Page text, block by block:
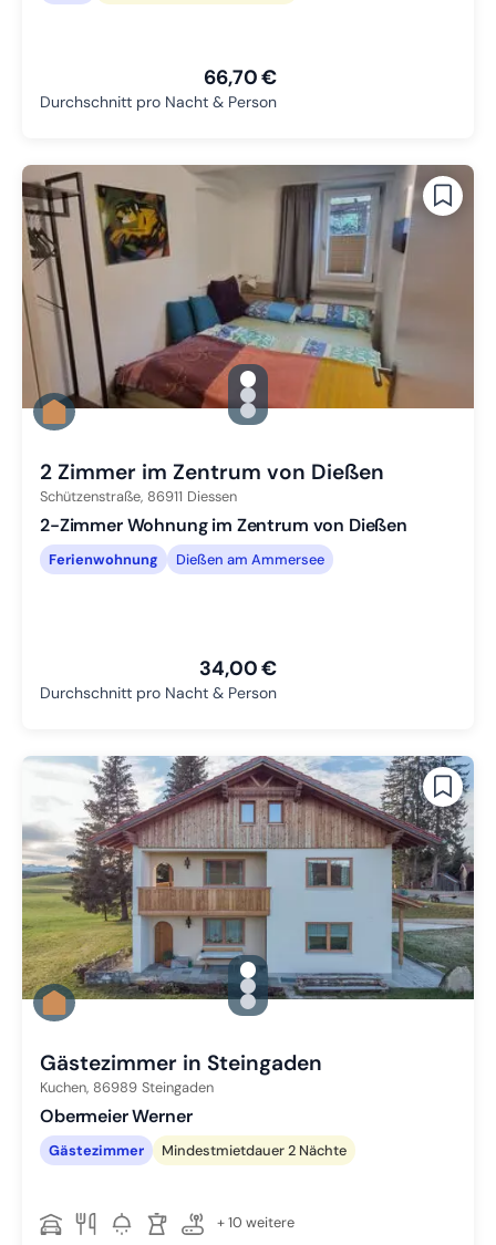
66,70 €
Durchschnitt pro Nacht & Person
gallery.slide_selector
Zu Slide 1 wechseln
Zu Slide 2 wechseln
Zu Slide 3 wechseln
2 Zimmer im Zentrum von Dießen
Schützenstraße, 86911 Diessen
2-Zimmer Wohnung im Zentrum von Dießen
Ferienwohnung Dießen am Ammersee
34,00 €
Durchschnitt pro Nacht & Person
gallery.slide_selector
Zu Slide 1 wechseln
Zu Slide 2 wechseln
Zu Slide 3 wechseln
Gästezimmer in Steingaden
Kuchen, 86989 Steingaden
Obermeier Werner
Gästezimmer Mindestmietdauer 2 Nächte
+ 10 weitere